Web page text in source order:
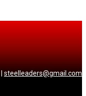
steelleaders@gmail.com